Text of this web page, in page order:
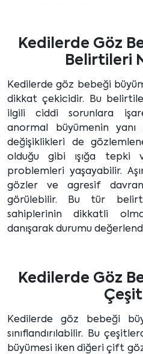
Kedilerde Göz
Belirtileri
Kedilerde göz bebeği
dikkat çekicidir. Bu
ilgili ciddi sorunlara
anormal büyümenin yanı
değişiklikleri de
olduğu gibi ışığa tepki
problemleri yaşayabilir.
gözler ve agresif
görülebilir. Bu tür
sahiplerinin dikkatli
danışarak durumu
Kedilerde Göz
Kedilerde göz bebeği
sınıflandırılabilir. Bu
büyümesi iken diğeri çift